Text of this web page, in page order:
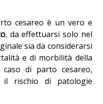
cesareo è un vero e
, da effettuarsi solo nel
sia da considerarsi
e di morbilità della
di parto cesareo,
il rischio di patologie